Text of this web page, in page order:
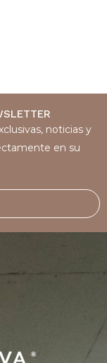
noticias y
en su